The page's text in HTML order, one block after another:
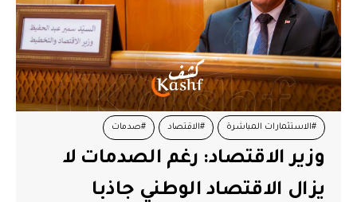
#الاستثمارات المباشرة #الاقتصاد #صدمات
#وزير الاقتصاد
وزير الاقتصاد: رغم الصدمات لا
يزال الاقتصاد الوطني جاذبا